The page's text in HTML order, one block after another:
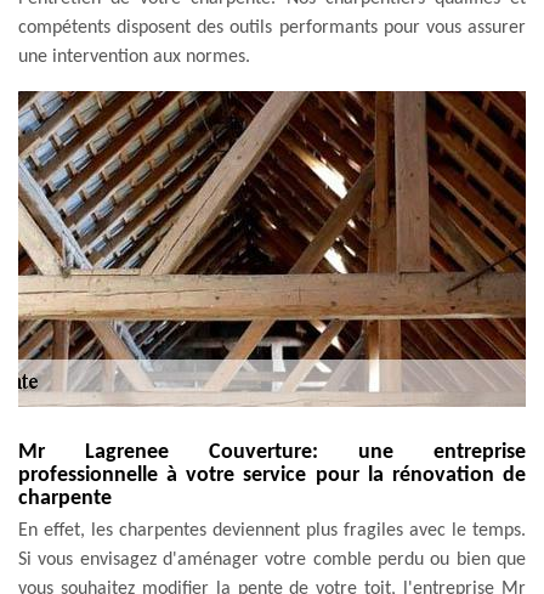
compétents disposent des outils performants pour vous assurer
une intervention aux normes.
Mr Lagrenee Couverture: une entreprise
professionnelle à votre service pour la rénovation de
charpente
En effet, les charpentes deviennent plus fragiles avec le temps.
Si vous envisagez d'aménager votre comble perdu ou bien que
vous souhaitez modifier la pente de votre toit, l'entreprise Mr